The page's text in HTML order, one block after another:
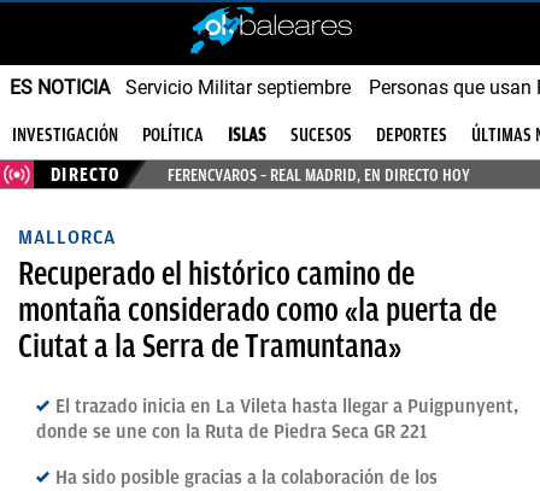
ES NOTICIA Servicio Militar septiembre Personas que usan
INVESTIGACIÓN POLÍTICA ISLAS SUCESOS DEPORTES
ÚLTIMAS
DIRECTO
FERENCVAROS – REAL MADRID, EN DIRECTO HOY
MALLORCA
Recuperado el histórico camino de
montaña considerado como «la puerta de
Ciutat a la Serra de Tramuntana»
El trazado inicia en La Vileta hasta llegar a Puigpunyent,
donde se une con la Ruta de Piedra Seca GR 221
Ha sido posible gracias a la colaboración de los